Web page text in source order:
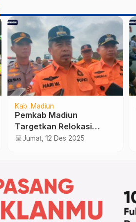
Kab. Madiun
Pemkab Madiun
Targetkan Relokasi
Warga Rawan Banjir dan
calendar_monthJumat, 12 Des 2025